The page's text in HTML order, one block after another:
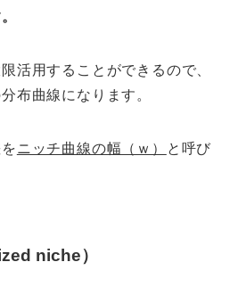
活用することができるので、
布曲線になります。
ニッチ曲線の幅（ｗ）
と呼び
niche）